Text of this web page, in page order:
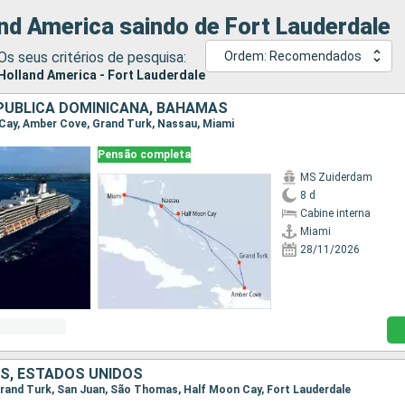
America saindo de Fort Lauderdale
seus critérios de pesquisa:
America - Fort Lauderdale
Ordem: Recomendados
DOMINICANA, BAHAMAS
Amber Cove, Grand Turk, Nassau, Miami
Pensão completa
MS Zuiderdam
8 d
Cabine interna
Miami
28/11/2026
ESTADOS UNIDOS
Turk, San Juan, São Thomas, Half Moon Cay, Fort Lauderdale